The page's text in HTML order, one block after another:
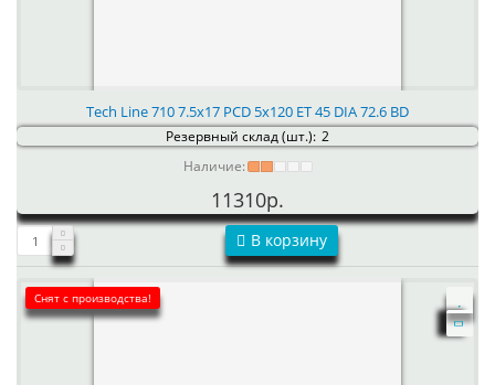
Tech Line 710 7.5x17 PCD 5x120 ET 45 DIA 72.6 BD
Резервный склад (шт.): 2
Наличие:
11310р.
В корзину
Снят с производства!